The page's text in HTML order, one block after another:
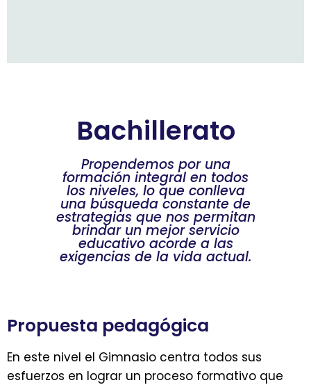
Bachillerato
Propendemos por una
formación integral en todos
los niveles, lo que conlleva
una búsqueda constante de
estrategias que nos permitan
brindar un mejor servicio
educativo acorde a las
exigencias de la vida actual.
Propuesta pedagógica
En este nivel el Gimnasio centra todos sus
esfuerzos en lograr un proceso formativo que